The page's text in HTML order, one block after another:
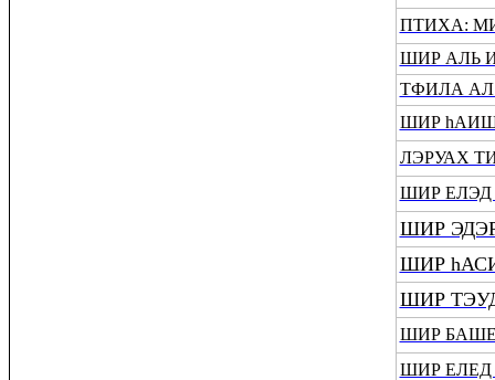
ПТИХА:
ШИР АЛЬ
ТФИЛА
ШИР
ЛЭРУАХ
ШИР
ШИР
ШИР
ШИР
ШИР
ШИР